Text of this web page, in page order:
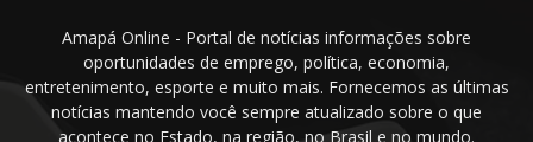
Amapá Online - Portal de notícias informações sobre
oportunidades de emprego, política, economia,
entretenimento, esporte e muito mais. Fornecemos as últimas
notícias mantendo você sempre atualizado sobre o que
acontece no Estado, na região, no Brasil e no mundo.